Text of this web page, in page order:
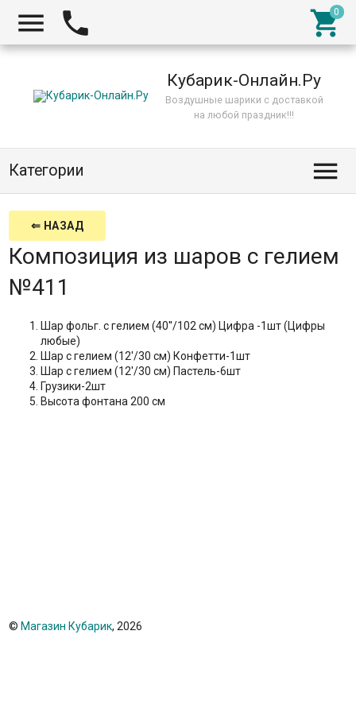
  
Кубарик-Онлайн.Ру
Воздушные шарики с доставкой
на любой праздник!!!
Категории 
⇐ НАЗАД
Композиция из шаров с гелием
№411
Шар фольг. с гелием (40''/102 см) Цифра -1шт (Цифры
любые)
Шар с гелием (12'/30 см) Конфетти-1шт
Шар с гелием (12'/30 см) Пастель-6шт
Грузики-2шт
Высота фонтана 200 см
© Магазин Кубарик, 2026